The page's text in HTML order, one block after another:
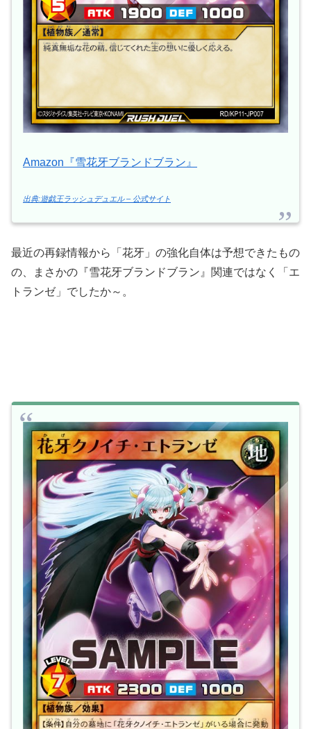
Amazon『雪花牙ブランドブラン』
出典:遊戯王ラッシュデュエル – 公式サイト
最近の再録情報から「花牙」の強化自体は予想できたもの
の、まさかの『雪花牙ブランドブラン』関連ではなく「エ
トランゼ」でしたか～。